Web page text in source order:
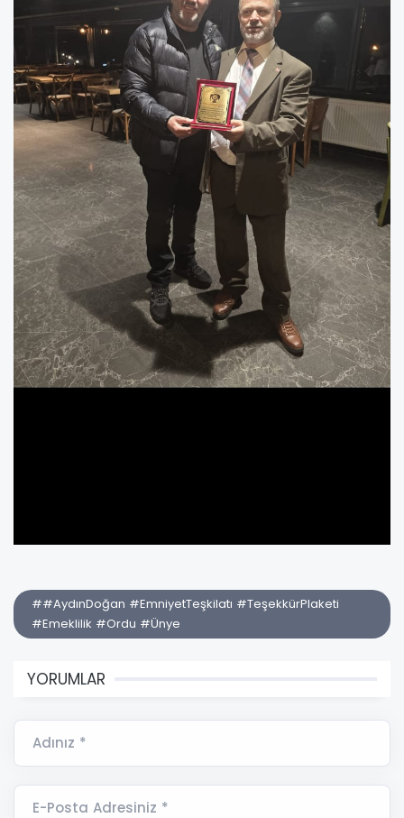
##AydınDoğan #EmniyetTeşkilatı #TeşekkürPlaketi
#Emeklilik #Ordu #Ünye
YORUMLAR
Adınız *
E-Posta Adresiniz *